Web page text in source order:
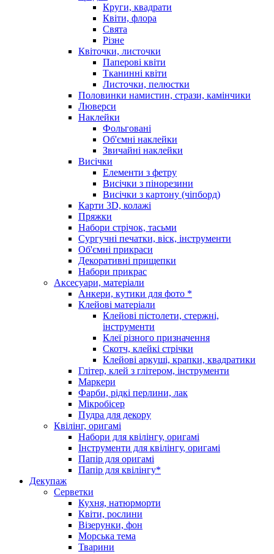
Круги, квадрати
Квіти, флора
Свята
Різне
Квіточки, листочки
Паперові квіти
Тканинні квіти
Листочки, пелюстки
Половинки намистин, стрази, камінчики
Люверси
Наклейки
Фольговані
Об'ємні наклейки
Звичайні наклейки
Висічки
Елементи з фетру
Висічки з пінорезини
Висічки з картону (чіпборд)
Карти 3D, колажі
Пряжки
Набори стрічок, тасьми
Сургучні печатки, віск, інструменти
Об'ємні прикраси
Декоративні прищепки
Набори прикрас
Аксесуари, матеріали
Анкери, кутики для фото *
Клейові матеріали
Клейові пістолети, стержні,
інструменти
Клеї різного призначення
Скотч, клейкі стрічки
Клейові аркуші, крапки, квадратики
Глітер, клей з глітером, інструменти
Маркери
Фарби, рідкі перлини, лак
Мікробісер
Пудра для декору
Квілінг, оригамі
Набори для квілінгу, оригамі
Інструменти для квілінгу, оригамі
Папір для оригамі
Папір для квілінгу*
Декупаж
Серветки
Кухня, натюрморти
Квіти, рослини
Візерунки, фон
Морська тема
Тварини